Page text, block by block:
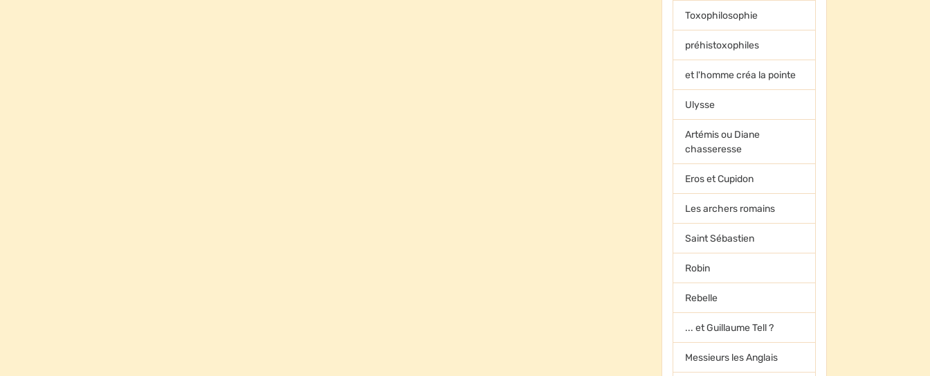
Toxophilosophie
préhistoxophiles
et l'homme créa la pointe
Ulysse
Artémis ou Diane
chasseresse
Eros et Cupidon
Les archers romains
Saint Sébastien
Robin
Rebelle
... et Guillaume Tell ?
Messieurs les Anglais